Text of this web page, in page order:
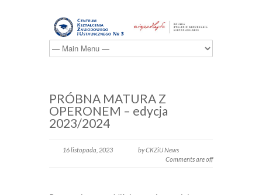
PRÓBNA MATURA Z
OPERONEM – edycja
2023/2024
16 listopada, 2023
by CKZiU News
Comments are off